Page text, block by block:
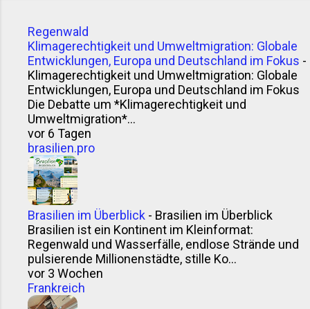
Mix, der funktioniert. Technologie im Alltag Man
könnte me...
Die Herkunft ist nicht ganz eindeutig belegt – wie so
oft bei Traditionsrezepten. Wahrscheinlich stammt
das Wort „Chimichurri“ aus dem Einfluss britischer
oder irischer Einwanderer im 19. Jahrhundert. Eine
Theorie: Ein Mann namens Jimmy McCurry (ja,
ernsthaft) soll bei der argentinischen
Unabhängigkeitsbewegung mitgemischt haben –
und seine Würzsauce gleich mitgebracht. Ob das
stimmt? Wer weiß. Klingt jedenfalls gut genug für
einen Grillabend. Andere sagen, der Name sei ein
argentinisches Kauderwelsch aus Englisch,
Baskisch und Spanisch – „che mi curry“ oder „give
me the curry“. Vielleicht. Sicher ...
Regenwald
Klimagerechtigkeit und Umweltmigration: Globale
Entwicklungen, Europa und Deutschland im Fokus -
Klimagerechtigkeit und Umweltmigration: Globale
Entwicklungen, Europa und Deutschland im Fokus
Die Debatte um *Klimagerechtigkeit und
Umweltmigration*...
vor 6 Tagen
brasilien.pro
Brasilien im Überblick - Brasilien im Überblick
Brasilien ist ein Kontinent im Kleinformat:
Regenwald und Wasserfälle, endlose Strände und
pulsierende Millionenstädte, stille Ko...
vor 3 Wochen
Frankreich